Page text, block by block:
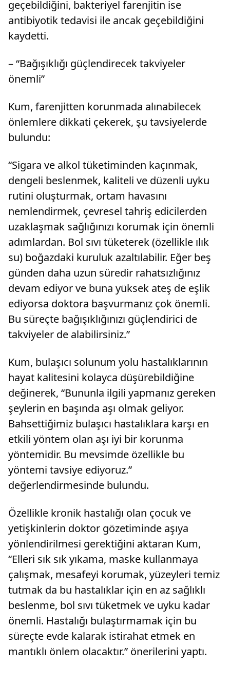
geçebildiğini, bakteriyel farenjitin ise
antibiyotik tedavisi ile ancak geçebildiğini
kaydetti.
– “Bağışıklığı güçlendirecek takviyeler
önemli”
Kum, farenjitten korunmada alınabilecek
önlemlere dikkati çekerek, şu tavsiyelerde
bulundu:
“Sigara ve alkol tüketiminden kaçınmak,
dengeli beslenmek, kaliteli ve düzenli uyku
rutini oluşturmak, ortam havasını
nemlendirmek, çevresel tahriş edicilerden
uzaklaşmak sağlığınızı korumak için önemli
adımlardan. Bol sıvı tüketerek (özellikle ılık
su) boğazdaki kuruluk azaltılabilir. Eğer beş
günden daha uzun süredir rahatsızlığınız
devam ediyor ve buna yüksek ateş de eşlik
ediyorsa doktora başvurmanız çok önemli.
Bu süreçte bağışıklığınızı güçlendirici de
takviyeler de alabilirsiniz.”
Kum, bulaşıcı solunum yolu hastalıklarının
hayat kalitesini kolayca düşürebildiğine
değinerek, “Bununla ilgili yapmanız gereken
şeylerin en başında aşı olmak geliyor.
Bahsettiğimiz bulaşıcı hastalıklara karşı en
etkili yöntem olan aşı iyi bir korunma
yöntemidir. Bu mevsimde özellikle bu
yöntemi tavsiye ediyoruz.”
değerlendirmesinde bulundu.
Özellikle kronik hastalığı olan çocuk ve
yetişkinlerin doktor gözetiminde aşıya
yönlendirilmesi gerektiğini aktaran Kum,
“Elleri sık sık yıkama, maske kullanmaya
çalışmak, mesafeyi korumak, yüzeyleri temiz
tutmak da bu hastalıklar için en az sağlıklı
beslenme, bol sıvı tüketmek ve uyku kadar
önemli. Hastalığı bulaştırmamak için bu
süreçte evde kalarak istirahat etmek en
mantıklı önlem olacaktır.” önerilerini yaptı.